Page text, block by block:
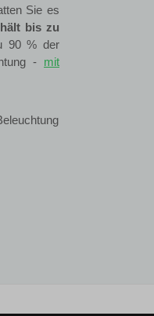
Sie es
hält bis zu
90 % der
- mit